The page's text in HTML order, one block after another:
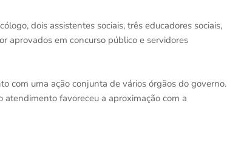
dois assistentes sociais, três educadores sociais,
aprovados em concurso público e servidores
com uma ação conjunta de vários órgãos do governo.
favoreceu a aproximação com a